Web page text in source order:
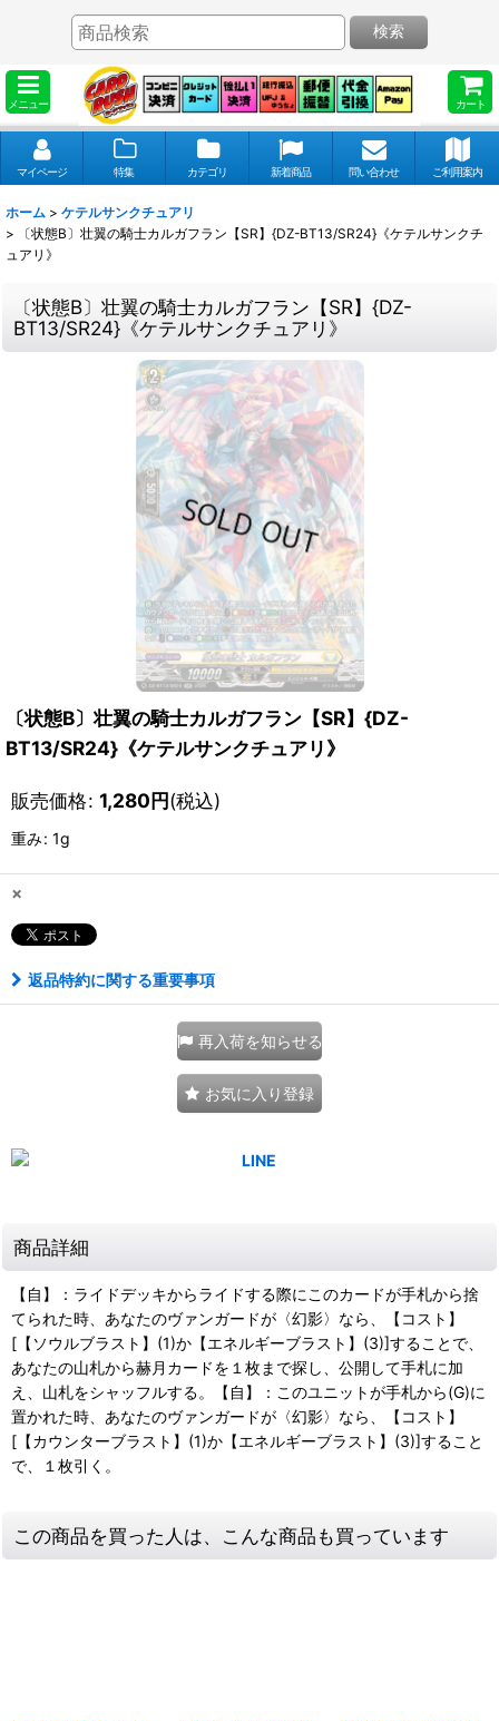
メニュー カート
検索
マイページ 特集 カテゴリ 新着商品 問い合わせ ご利用案内
ホーム > ケテルサンクチュアリ
>
〔状態B〕壮翼の騎士カルガフラン【SR】{DZ-BT13/SR24}《ケテルサンクチ
ュアリ》
〔状態B〕壮翼の騎士カルガフラン【SR】{DZ-
BT13/SR24}《ケテルサンクチュアリ》
〔状態B〕壮翼の騎士カルガフラン【SR】{DZ-
BT13/SR24}《ケテルサンクチュアリ》
販売価格: 1,280円(税込)
重み: 1g
×
返品特約に関する重要事項
再入荷を知らせる
お気に入り登録
商品詳細
【自】：ライドデッキからライドする際にこのカードが手札から捨
てられた時、あなたのヴァンガードが〈幻影〉なら、【コスト】
[【ソウルブラスト】(1)か【エネルギーブラスト】(3)]することで、
あなたの山札から赫月カードを１枚まで探し、公開して手札に加
え、山札をシャッフルする。【自】：このユニットが手札から(G)に
置かれた時、あなたのヴァンガードが〈幻影〉なら、【コスト】
[【カウンターブラスト】(1)か【エネルギーブラスト】(3)]すること
で、１枚引く。
この商品を買った人は、こんな商品も買っています